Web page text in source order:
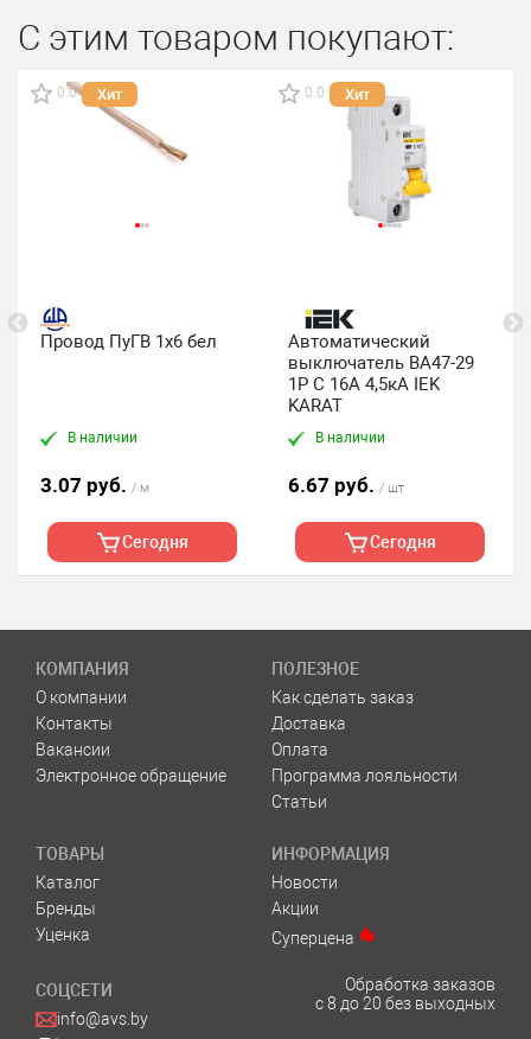
С этим товаром покупают:
0.0 Хит
Провод ПуГВ 1х6 бел
В наличии
3.07 руб. / м
Сегодня
0.0 Хит
Автоматический
выключатель ВА47-29
1P C 16А 4,5кА IEK
KARAT
В наличии
6.67 руб. / шт
Сегодня
КОМПАНИЯ
О компании
Контакты
Вакансии
Электронное обращение
ПОЛЕЗНОЕ
Как сделать заказ
Доставка
Оплата
Программа лояльности
Статьи
ТОВАРЫ
Каталог
Бренды
Уценка
ИНФОРМАЦИЯ
Новости
Акции
Суперцена
СОЦСЕТИ
info@avs.by
Обработка заказов
с 8 до 20 без выходных